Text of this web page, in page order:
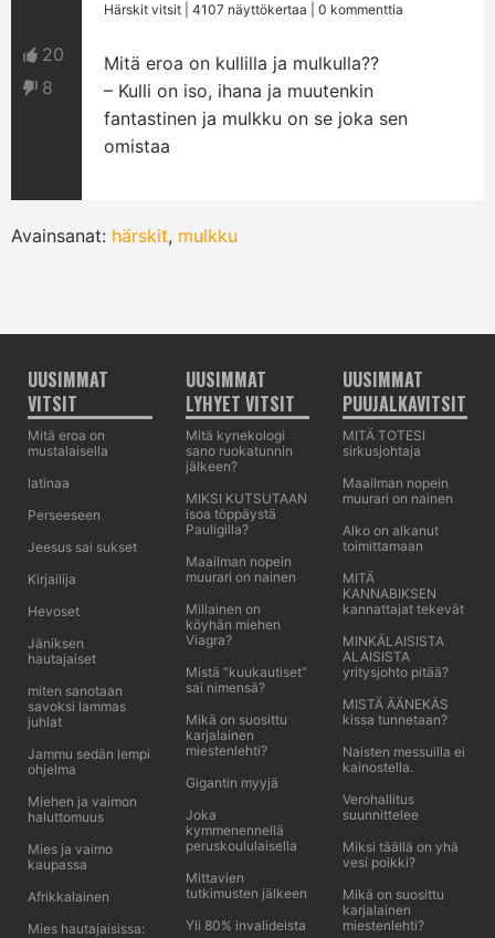
20
8
Härskit vitsit | 4107 näyttökertaa | 0 kommenttia
Mitä eroa on kullilla ja mulkulla??
– Kulli on iso, ihana ja muutenkin
fantastinen ja mulkku on se joka sen
omistaa
Avainsanat: härskit, mulkku
UUSIMMAT
VITSIT
Mitä eroa on
mustalaisella
latinaa
Perseeseen
Jeesus sai sukset
Kirjailija
Hevoset
Jäniksen
hautajaiset
miten sanotaan
savoksi lammas
juhlat
Jammu sedän lempi
ohjelma
Miehen ja vaimon
haluttomuus
Mies ja vaimo
kaupassa
Afrikkalainen
Mies hautajaisissa:
UUSIMMAT
LYHYET VITSIT
Mitä kynekologi
sano ruokatunnin
jälkeen?
MIKSI KUTSUTAAN
isoa töppäystä
Pauligilla?
Maailman nopein
muurari on nainen
Millainen on
köyhän miehen
Viagra?
Mistä ”kuukautiset”
sai nimensä?
Mikä on suosittu
karjalainen
miestenlehti?
Gigantin myyjä
Joka
kymmenennellä
peruskoululaisella
Mittavien
tutkimusten jälkeen
Yli 80% invalideista
UUSIMMAT
PUUJALKAVITSIT
MITÄ TOTESI
sirkusjohtaja
Maailman nopein
muurari on nainen
Alko on alkanut
toimittamaan
MITÄ
KANNABIKSEN
kannattajat tekevät
MINKÄLAISISTA
ALAISISTA
yritysjohto pitää?
MISTÄ ÄÄNEKÄS
kissa tunnetaan?
Naisten messuilla ei
kainostella.
Verohallitus
suunnittelee
Miksi täällä on yhä
vesi poikki?
Mikä on suosittu
karjalainen
miestenlehti?